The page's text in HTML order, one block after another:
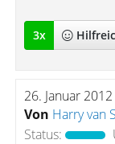
3x
26. Januar
Von Harry van
Status: